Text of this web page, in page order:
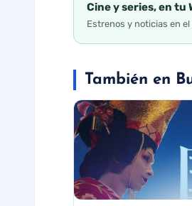
Cine y series, en tu
Estrenos y noticias en
También en